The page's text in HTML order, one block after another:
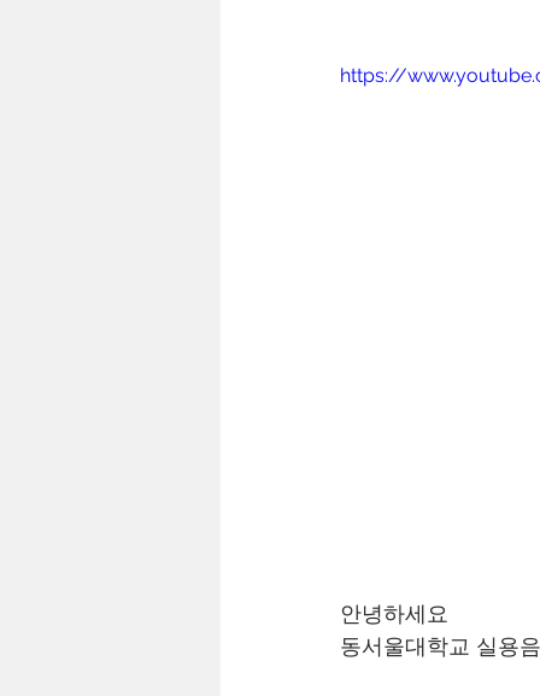
https://
안녕하세요
동서울대학교 실용